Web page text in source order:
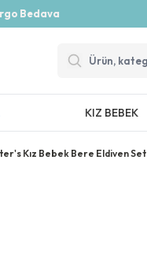
Bedava
KIZ BEBEK
Kız Bebek Bere Eldiven Set